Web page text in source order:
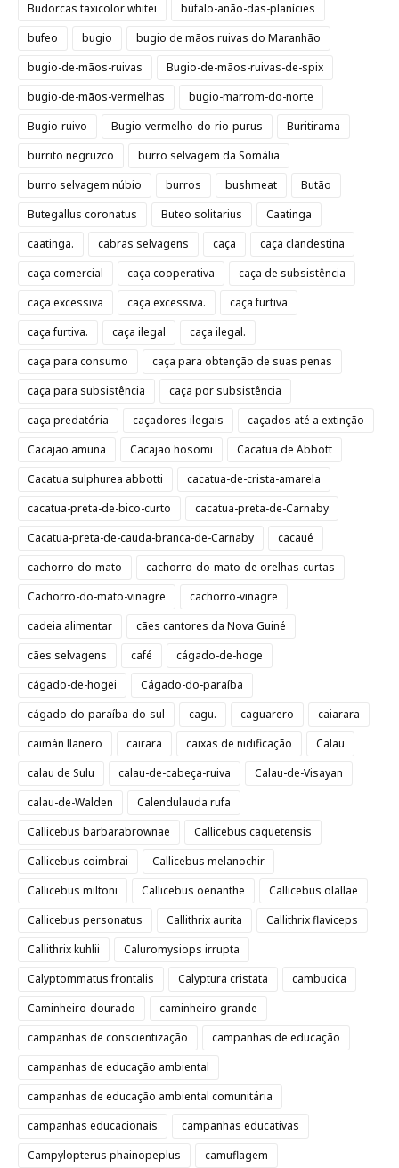
Budorcas taxicolor whitei
búfalo-anão-das-planícies
bufeo
bugio
bugio de mãos ruivas do Maranhão
bugio-de-mãos-ruivas
Bugio-de-mãos-ruivas-de-spix
bugio-de-mãos-vermelhas
bugio-marrom-do-norte
Bugio-ruivo
Bugio-vermelho-do-rio-purus
Buritirama
burrito negruzco
burro selvagem da Somália
burro selvagem núbio
burros bushmeat
Butão
Butegallus coronatus
Buteo solitarius
Caatinga
caatinga.
cabras selvagens caça
caça clandestina
caça comercial
caça cooperativa
caça de subsistência
caça excessiva
caça excessiva.
caça furtiva
caça furtiva.
caça ilegal
caça ilegal.
caça para consumo
caça para obtenção de suas penas
caça para subsistência
caça por subsistência
caça predatória
caçadores ilegais
caçados até a extinção
Cacajao amuna
Cacajao hosomi
Cacatua de Abbott
Cacatua sulphurea abbotti
cacatua-de-crista-amarela
cacatua-preta-de-bico-curto
cacatua-preta-de-Carnaby
Cacatua-preta-de-cauda-branca-de-Carnaby
cacaué
cachorro-do-mato
cachorro-do-mato-de orelhas-curtas
Cachorro-do-mato-vinagre
cachorro-vinagre
cadeia alimentar
cães cantores da Nova Guiné
cães selvagens
café
cágado-de-hoge
cágado-de-hogei
Cágado-do-paraíba
cágado-do-paraíba-do-sul
cagu. caguarero
caiarara
caimàn llanero
cairara caixas de nidificação
Calau
calau de Sulu
calau-de-cabeça-ruiva
Calau-de-Visayan
calau-de-Walden
Calendulauda rufa
Callicebus barbarabrownae
Callicebus caquetensis
Callicebus coimbrai
Callicebus melanochir
Callicebus miltoni
Callicebus oenanthe
Callicebus olallae
Callicebus personatus
Callithrix aurita
Callithrix flaviceps
Callithrix kuhlii
Caluromysiops irrupta
Calyptommatus frontalis
Calyptura cristata
cambucica
Caminheiro-dourado
caminheiro-grande
campanhas de conscientização
campanhas de educação
campanhas de educação ambiental
campanhas de educação ambiental comunitária
campanhas educacionais
campanhas educativas
Campylopterus phainopeplus
camuflagem